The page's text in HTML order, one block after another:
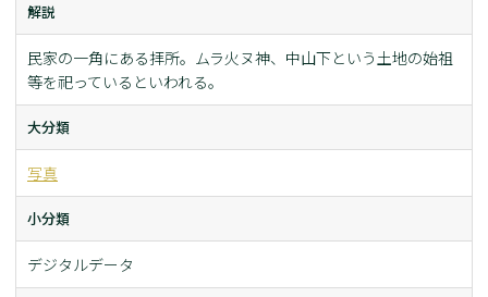
解説
民家の一角にある拝所。ムラ火ヌ神、中山下という土地の始祖
等を祀っているといわれる。
大分類
写真
小分類
デジタルデータ